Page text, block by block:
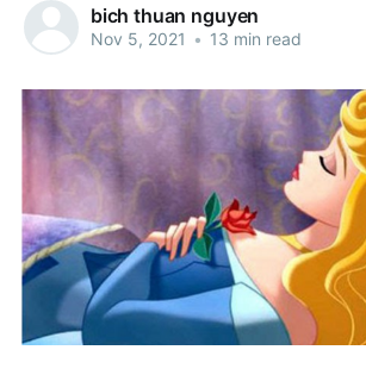
bich thuan nguyen
Nov 5, 2021 • 13 min read